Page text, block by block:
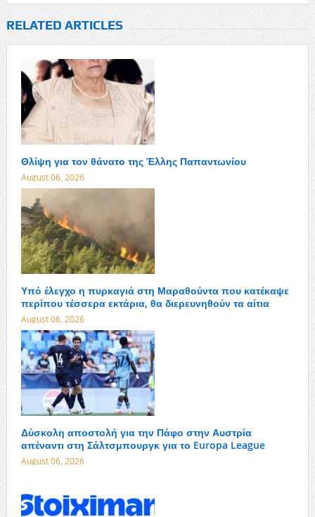
RELATED ARTICLES
Θλίψη για τον θάνατο της Έλλης Παπαντωνίου
August 06, 2026
Υπό έλεγχο η πυρκαγιά στη Μαραθούντα που κατέκαψε
περίπου τέσσερα εκτάρια, θα διερευνηθούν τα αίτια
August 06, 2026
Δύσκολη αποστολή για την Πάφο στην Αυστρία
απέναντι στη Σάλτσμπουργκ για το Europa League
August 06, 2026